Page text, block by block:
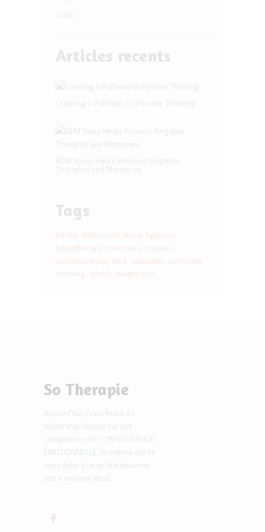
« Déc
Articles recents
Creating a Pathway to Positive Thinking
REM Sleep Helps Process Negative
Thoughts and Memories
Tags
books depression fears hypnosis
hypnotherapy memories phobias
psychoanalysis ptsd relaxation serotonin
smoking stress weight loss
So Therapie
Aujourd'hui, l'excellence du
leadership repose sur une
compétence clé : l' INTELLIGENCE
EMOTIONNELLE, la mienne est de
vous aider à ce qu'elle devienne
votre meilleur atout.